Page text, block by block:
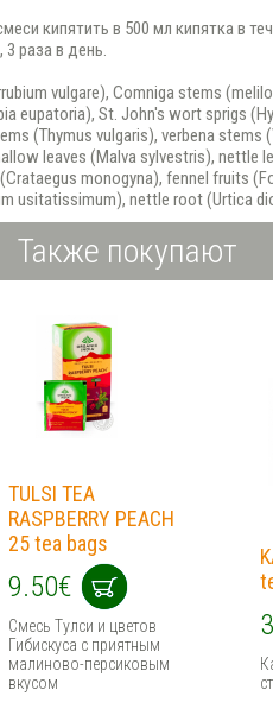
кипятить в 500 мл кипятка в
раза в день.
vulgare), Comniga stems
eupatoria), St. John's wort sprigs
(Thymus vulgaris), verbena stems
leaves (Malva sylvestris), nettle
monogyna), fennel fruits
usitatissimum), nettle root (Urtica
Также покупают
TULSI TEA
RASPBERRY PEACH
25 tea bags
9.50€
Cмесь Тулси и цветов
Гибискуса с приятным
малиново-персиковым
вкусом